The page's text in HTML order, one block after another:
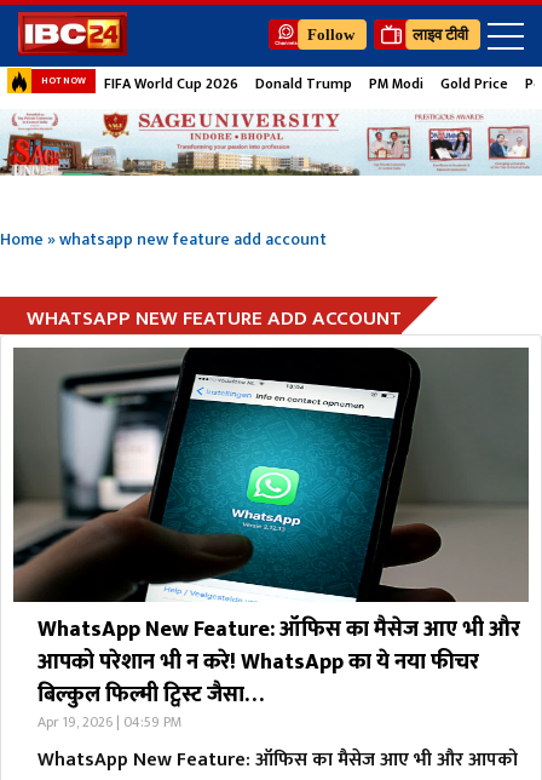
Follow लाइव टीवी
HOT NOW FIFA World Cup 2026 Donald Trump PM Modi Gold Price
Home»whatsapp new feature add account
WHATSAPP NEW FEATURE ADD ACCOUNT
WhatsApp New Feature: ऑफिस का मैसेज आए भी और
आपको परेशान भी न करे! WhatsApp का ये नया फीचर
बिल्कुल फिल्मी ट्विस्ट जैसा…
Apr 19, 2026 | 04:59 PM
WhatsApp New Feature: ऑफिस का मैसेज आए भी और आपको